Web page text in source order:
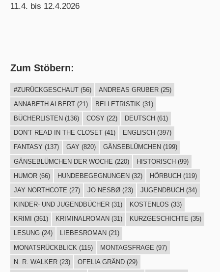
11.4. bis 12.4.2026
Zum Stöbern:
#ZURÜCKGESCHAUT(56) ANDREAS GRUBER(25)
ANNABETH ALBERT(21) BELLETRISTIK (31)
BÜCHERLISTEN (136) COSY (22) DEUTSCH (61)
DON'T READ IN THE CLOSET(41) ENGLISCH (397)
FANTASY (137) GAY (820) GÄNSEBLÜMCHEN (199)
GÄNSEBLÜMCHEN DER WOCHE (220) HISTORISCH(99)
HUMOR(66) HUNDEBEGEGNUNGEN(32) HÖRBUCH(119)
JAY NORTHCOTE (27) JO NESBØ(23) JUGENDBUCH (34)
KINDER- UND JUGENDBÜCHER(31) KOSTENLOS (33)
KRIMI
(361) KRIMINALROMAN (31) KURZGESCHICHTE (35)
LESUNG(24) LIEBESROMAN (21)
MONATSRÜCKBLICK (115) MONTAGSFRAGE (97)
N. R. WALKER(23) OFELIA GRÄND(29)